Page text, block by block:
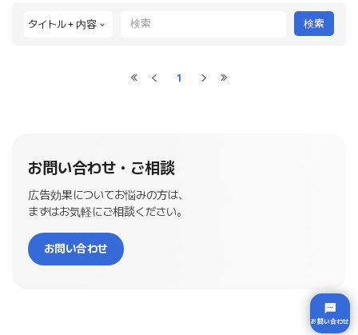
検索
1
お問い合わせ・ご相談
広告効果についてお悩みの方は、
まずはお気軽にご相談ください。
お問い合わせ
お問い合わせ